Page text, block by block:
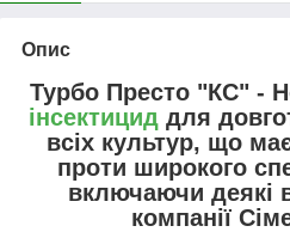
Опис
Турбо Престо "КС" -
інсектицид для
всіх культур, що
проти широкого
включаючи деякі
компанії